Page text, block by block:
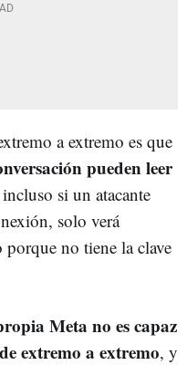
a extremo es que
pueden leer
si un atacante
solo verá
no tiene la clave
Meta no es capaz
extremo a extremo, y